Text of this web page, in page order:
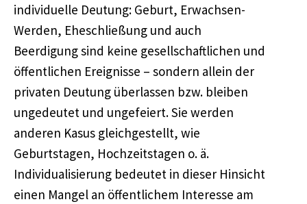
individuelle Deutung: Geburt, Erwachsen-
Werden, Eheschließung und auch
Beerdigung sind keine gesellschaftlichen und
öffentlichen Ereignisse – sondern allein der
privaten Deutung überlassen bzw. bleiben
ungedeutet und ungefeiert. Sie werden
anderen Kasus gleichgestellt, wie
Geburtstagen, Hochzeitstagen o. ä.
Individualisierung bedeutet in dieser Hinsicht
einen Mangel an öffentlichem Interesse am